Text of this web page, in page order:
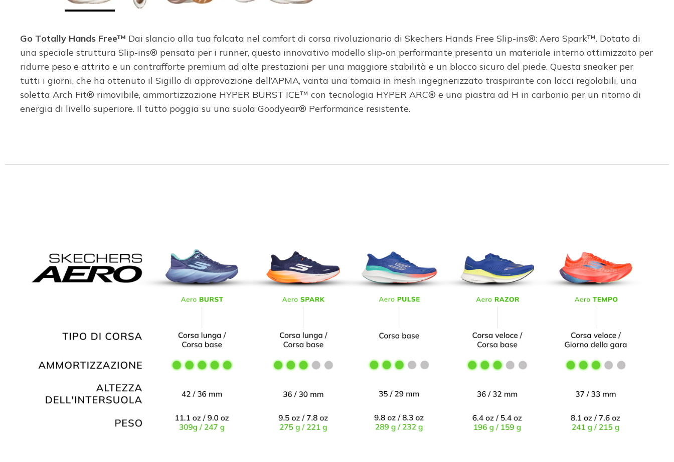
Go Totally Hands Free™ Dai slancio alla tua falcata nel comfort di corsa rivoluzionario di Skechers Hands Free Slip-ins®: Aero Spark™. Dotato di
una speciale struttura Slip-ins® pensata per i runner, questo innovativo modello slip-on performante presenta un materiale interno ottimizzato per
ridurre peso e attrito e un contrafforte premium ad alte prestazioni per una maggiore stabilità e un blocco sicuro del piede. Questa sneaker per
tutti i giorni, che ha ottenuto il Sigillo di approvazione dell’APMA, vanta una tomaia in mesh ingegnerizzato traspirante con lacci regolabili, una
soletta Arch Fit® rimovibile, ammortizzazione HYPER BURST ICE™ con tecnologia HYPER ARC® e una piastra ad H in carbonio per un ritorno di
energia di livello superiore. Il tutto poggia su una suola Goodyear® Performance resistente.